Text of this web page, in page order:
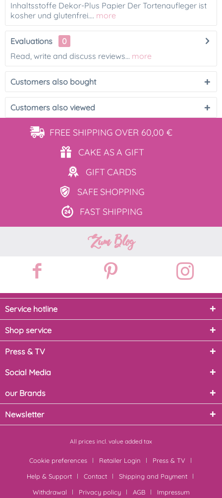
Inhaltsstoffe Dekor-Plus Papier Der Tortenaufleger ist
kosher und glutenfrei.... more
Evaluations
0
Read, write and discuss reviews... more
Customers also bought
Customers also viewed
FREE SHIPPING OVER 60,00 €
CAKE ASA GIFT
GIFT CARDS
SAFE SHOPPING
FAST SHIPPING
Zum Blog
Service hotline
Shop service
Press & TV
Social Media
our Brands
Newsletter
All prices incl. value added tax
Cookie preferences Retailer Login
Press & TV
Help & Support
Contact
Shipping and Payment
Withdrawal
Privacy policy AGB Impressum